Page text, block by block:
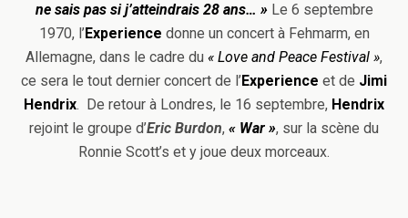
ne sais pas si j’atteindrais 28 ans… »Le 6 septembre
1970, l’Experience donne un concert à Fehmarm, en
Allemagne, dans le cadre du « Love and Peace Festival »,
ce sera le tout dernier concert de l’Experience et de Jimi
Hendrix. De retour à Londres, le 16 septembre, Hendrix
rejoint le groupe d’Eric Burdon, « War », sur la scène du
Ronnie Scott’s et y joue deux morceaux.